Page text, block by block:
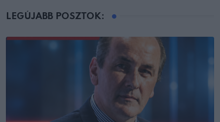
LEGÚJABB POSZTOK: